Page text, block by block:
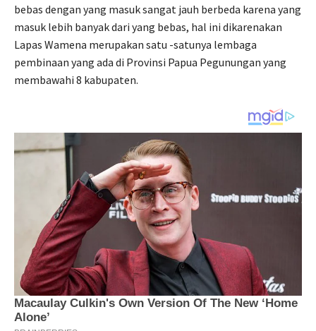
bebas dengan yang masuk sangat jauh berbeda karena yang
masuk lebih banyak dari yang bebas, hal ini dikarenakan
Lapas Wamena merupakan satu -satunya lembaga
pembinaan yang ada di Provinsi Papua Pegunungan yang
membawahi 8 kabupaten.